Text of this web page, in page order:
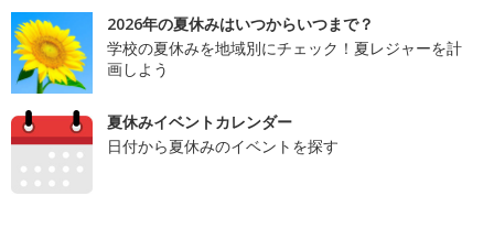
2026年の夏休みはいつからいつまで？
学校の夏休みを地域別にチェック！夏レジャーを計
画しよう
夏休みイベントカレンダー
日付から夏休みのイベントを探す